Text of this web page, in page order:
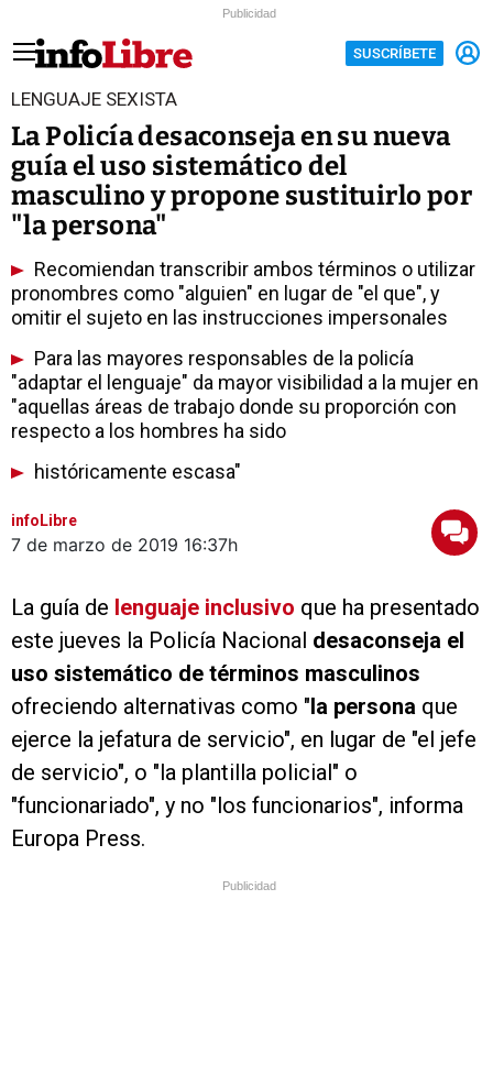
Publicidad
SUSCRÍBETE
LENGUAJE SEXISTA
La Policía desaconseja en su nueva
guía el uso sistemático del
masculino y propone sustituirlo por
"la persona"
Recomiendan transcribir ambos términos o utilizar
pronombres como "alguien" en lugar de "el que", y
omitir el sujeto en las instrucciones impersonales
Para las mayores responsables de la policía
"adaptar el lenguaje" da mayor visibilidad a la mujer en
"aquellas áreas de trabajo donde su proporción con
respecto a los hombres ha sido
históricamente escasa"
infoLibre
7 de marzo de 2019 16:37h
La guía de lenguaje inclusivo que ha presentado
este jueves la Policía Nacional desaconseja el
uso sistemático de términos masculinos
ofreciendo alternativas como "la persona que
ejerce la jefatura de servicio", en lugar de "el jefe
de servicio", o "la plantilla policial" o
"funcionariado", y no "los funcionarios", informa
Europa Press.
Publicidad